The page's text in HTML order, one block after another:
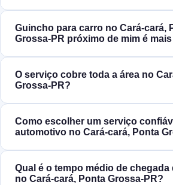
Guincho para carro no Cará-cará,
Grossa‑PR próximo de mim é
O serviço cobre toda a área no
Grossa‑PR?
Como escolher um serviço
automotivo no Cará-cará, Ponta
Qual é o tempo médio de
no Cará-cará, Ponta Grossa‑PR?